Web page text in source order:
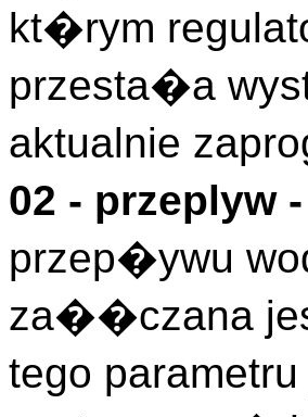
kt�rym
przesta�a
aktualnie
02 - przeplyw
przep�ywu
za��czana
tego